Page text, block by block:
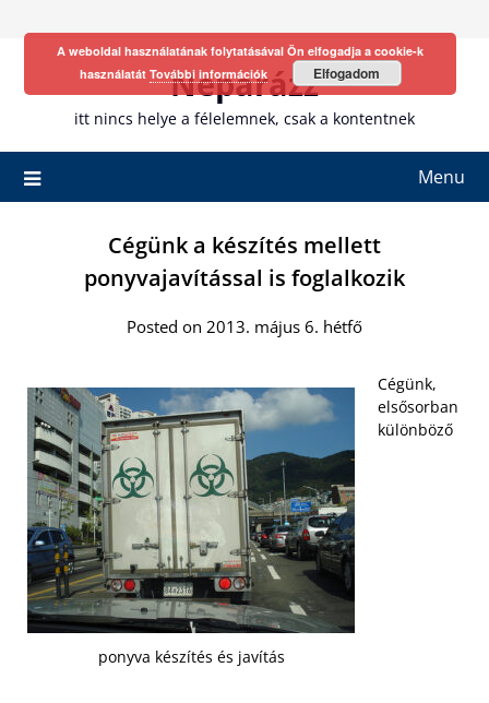
Neparázz
itt nincs helye a félelemnek, csak a kontentnek
Menu
Cégünk a készítés mellett
ponyvajavítással is foglalkozik
Posted on 2013. május 6. hétfő
ponyva készítés és javítás
Cégünk,
elsősorban
különböző
A weboldal használatának folytatásával Ön elfogadja a cookie-k
használatát További információk Elfogadom